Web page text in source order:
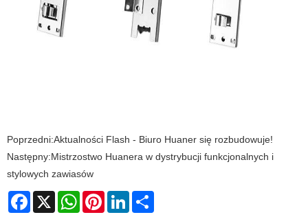
Poprzedni:Aktualności Flash - Biuro Huaner się rozbudowuje!
Następny:Mistrzostwo Huanera w dystrybucji funkcjonalnych i
stylowych zawiasów
Facebook
X WhatsAppPinterestLinkedIn